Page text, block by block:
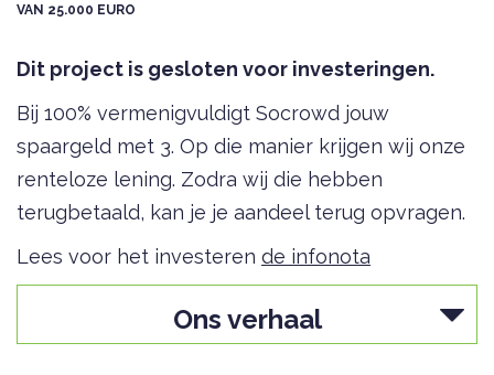
VAN 25.000 EURO
Dit project is gesloten voor investeringen.
Bij 100% vermenigvuldigt Socrowd jouw
spaargeld met 3. Op die manier krijgen wij onze
renteloze lening. Zodra wij die hebben
terugbetaald, kan je je aandeel terug opvragen.
Lees voor het investeren de infonota
Ons verhaal